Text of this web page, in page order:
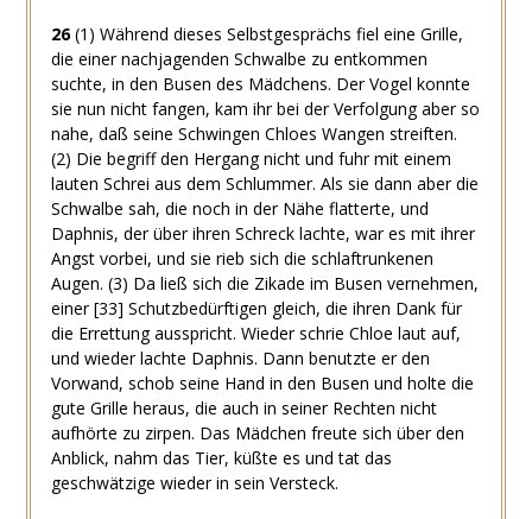
26 (1) Während dieses Selbstgesprächs fiel eine Grille,
die einer nachjagenden Schwalbe zu entkommen
suchte, in den Busen des Mädchens. Der Vogel konnte
sie nun nicht fangen, kam ihr bei der Verfolgung aber so
nahe, daß seine Schwingen Chloes Wangen streiften.
(2) Die begriff den Hergang nicht und fuhr mit einem
lauten Schrei aus dem Schlummer. Als sie dann aber die
Schwalbe sah, die noch in der Nähe flatterte, und
Daphnis, der über ihren Schreck lachte, war es mit ihrer
Angst vorbei, und sie rieb sich die schlaftrunkenen
Augen. (3) Da ließ sich die Zikade im Busen vernehmen,
einer[33] Schutzbedürftigen gleich, die ihren Dank für
die Errettung ausspricht. Wieder schrie Chloe laut auf,
und wieder lachte Daphnis. Dann benutzte er den
Vorwand, schob seine Hand in den Busen und holte die
gute Grille heraus, die auch in seiner Rechten nicht
aufhörte zu zirpen. Das Mädchen freute sich über den
Anblick, nahm das Tier, küßte es und tat das
geschwätzige wieder in sein Versteck.